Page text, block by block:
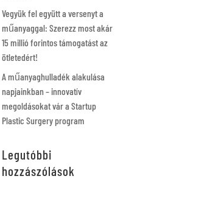
Vegyük fel együtt a versenyt a
műanyaggal: Szerezz most akár
15 millió forintos támogatást az
ötletedért!
A műanyaghulladék alakulása
napjainkban – innovatív
megoldásokat vár a Startup
Plastic Surgery program
Legutóbbi
hozzászólások